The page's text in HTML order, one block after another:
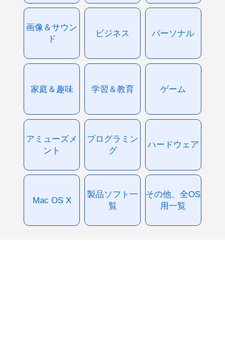
画像＆サウン
ド
ビジネス パーソナル
家庭＆趣味 学習＆教育 ゲーム
アミューズメ
ント
プログラミン
グ
ハードウェア
Mac OS X
製品ソフト一
覧
その他、全OS
用一覧